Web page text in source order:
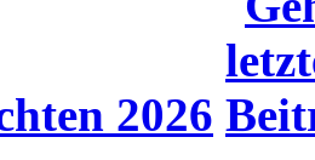
2026